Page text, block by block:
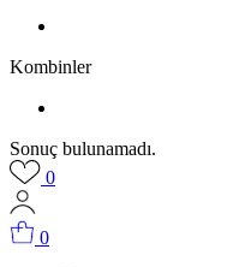
Kombinler
Sonuç bulunamadı.
0
0